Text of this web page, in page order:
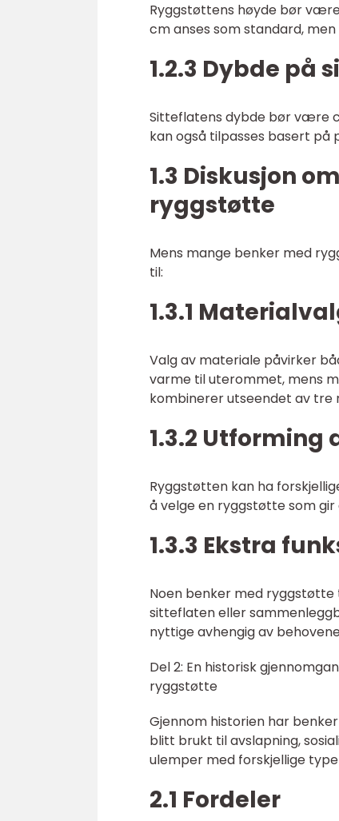
Ryggstøttens høyde bør
cm anses som standard,
1.2.3 Dybde på
Sitteflatens dybde bør være
kan også tilpasses basert på
1.3 Diskusjon
ryggstøtte
Mens mange benker med
til:
1.3.1
Valg av materiale påvirker
varme til uterommet, mens
kombinerer utseendet av
1.3.2
Ryggstøtten kan ha
å velge en ryggstøtte som
1.3.3 Ekstra
Noen benker med
sitteflaten eller
nyttige avhengig av
Del 2: En historisk
ryggstøtte
Gjennom historien har
blitt brukt til avslapning,
ulemper med forskjellige
2.1 Fordeler